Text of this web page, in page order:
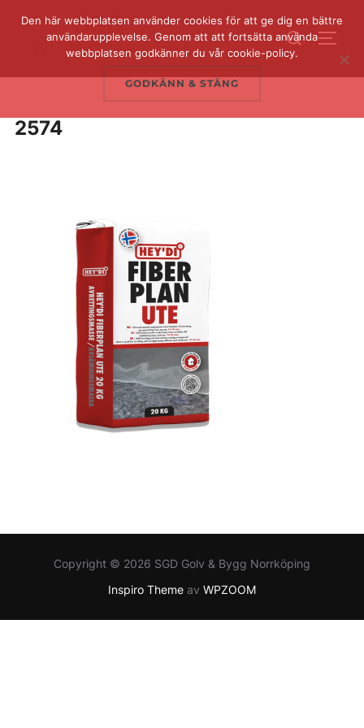
Sök
efter:
2574
Copyright © 2026 SGD Golv & Bygg Norrköping
Inspiro Theme av WPZOOM
Den här webbplatsen använder cookies för att ge dig en bättre
användarupplevelse. Genom att att fortsätta använda
webbplatsen godkänner du vår cookie-policy.
GODKÄNN & STÄNG